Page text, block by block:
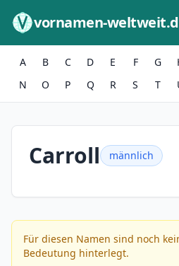
vornamen-
A B C D E F G
N
O P Q R S T
Carroll männlich
Für diesen Namen sind noch
Bedeutung hinterlegt.